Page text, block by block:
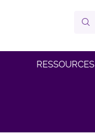
RESSOURCES